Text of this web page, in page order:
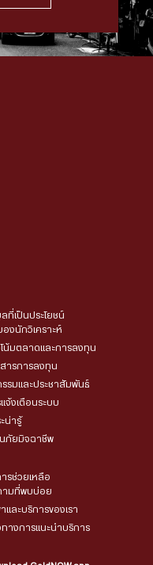
ที่เป็นประโยชน์
งนักวิเคราะห์
น้มตลาดและการลงทุน
ารการลงทุน
รมและประชาสัมพันธ์
จ้งเตือนระบบ
น่ารู้
นภัยมิจฉาชีพ
รช่วยเหลือ
ามที่พบบ่อย
และบริการของเรา
างการแนะนำบริการ